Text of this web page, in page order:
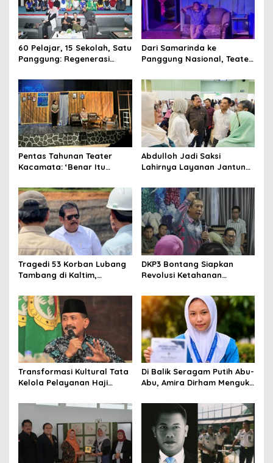
60 Pelajar, 15 Sekolah, Satu
Panggung: Regenerasi
Jalannya
Dari Samarinda ke
Panggung Nasional, Teater
Kalimantan ke FTRN ISI
Yogyakarta
Pentas Tahunan Teater
Kacamata: ‘Benar Itu
Korupsi dan Kemiskinan
Abdulloh Jadi Saksi
Lahirnya Layanan Jantung
Jawaban Kebutuhan
Rakyat
Tragedi 53 Korban Lubang
Tambang di Kaltim,
Total Tata Kelola
DKP3 Bontang Siapkan
Revolusi Ketahanan
Smartani Jadi Senjata
Transformasi Kultural Tata
Kelola Pelayanan Haji
Di Balik Seragam Putih Abu-
Abu, Amira Dirham Mengukir
Nasional